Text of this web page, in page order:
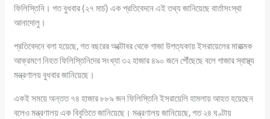
ফিলিস্তিনি। গত বুধবার (২৭ মার্চ) এক প্রতিবেদনে এই তথ্য জানিয়েছে বার্তাসংস্থা
আনাদোলু।
প্রতিবেদনে বলা হয়েছে, গত বছরের অক্টোবর থেকে গাজা উপত্যকায় ইসরায়েলের মারাত্মক
আক্রমণে নিহত ফিলিস্তিনিদের সংখ্যা ৩২ হাজার ৪৯০ জনে পৌঁছেছে বলে গাজার স্বাস্থ্য
মন্ত্রণালয় বুধবার জানিয়েছে।
একই সময়ে অন্তত ৭৪ হাজার ৮৮৯ জন ফিলিস্তিনি ইসরায়েলি হামলায় আহত হয়েছেন
বলেও মন্ত্রণালয় এক বিবৃতিতে জানিয়েছে। মন্ত্রণালয় জানিয়েছে, গত ২৪ ঘণ্টায়